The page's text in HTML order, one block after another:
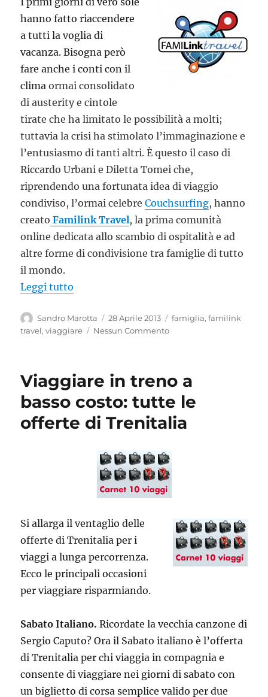
hanno fatto riaccendere
a tutti la voglia di
vacanza. Bisogna però
fare anche i conti con il
climaormai consolidato
di austerity e cintole
tirate che ha limitato le possibilità a molti;
tuttavia la crisi ha stimolato l’immaginazione e
l’entusiasmo di tanti altri. È questo il caso di
Riccardo Urbani e Diletta Tomei che,
riprendendo una fortunata idea di viaggio
condiviso, l’ormai celebreCouchsurfing, hanno
creato Familink Travel, la prima comunità
online dedicata allo scambio di ospitalità e ad
altre forme di condivisione tra famiglie di tutto
il mondo.
Leggi tutto
Autore
Sandro Marotta
Pubblicato
il
28 Aprile 2013 Tag
famiglia,familink
travel,viaggiare Nessun Commento
Viaggiare in treno a
basso costo: tutte le
offerte di Trenitalia
Si allarga il ventaglio delle
offerte di Trenitalia per i
viaggi a lunga percorrenza.
Ecco le principali occasioni
per viaggiare risparmiando.
Sabato Italiano. Ricordate la vecchia canzone di
Sergio Caputo? Ora il Sabato italiano è l’offerta
di Trenitalia per chi viaggia in compagnia e
consente di viaggiare nei giorni di sabato con
un biglietto di corsa semplice valido per due